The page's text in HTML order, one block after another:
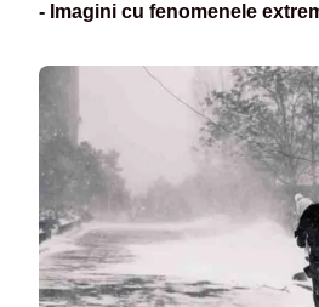
- Imagini cu fenomenele